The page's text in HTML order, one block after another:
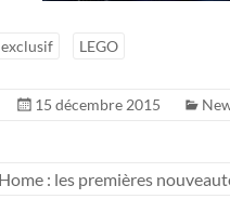
exclusif LEGO
15 décembre 2015
: les premières